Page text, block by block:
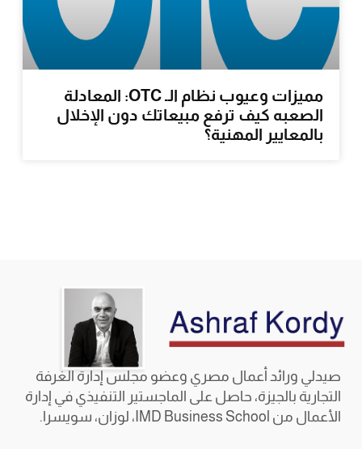
مميزات وعيوب نظام الـ OTC: المعادلة
الصعبه كيف ترفع مبيعاتك دون الإخلال
بالمعايير المهنية؟
صيدلي ورائد أعمال مصري وعضو مجلس إدارة الغرفة
التجارية بالجيزة، حاصل على الماجستير التنفيذي في إدارة
الأعمال من IMD Business School، لوزان، سويسرا.